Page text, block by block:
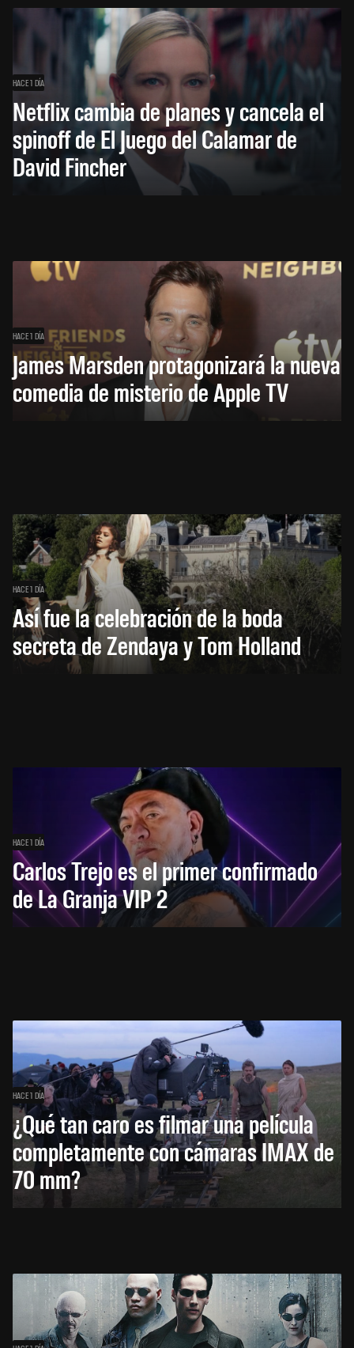
HACE 1 DÍA
Netflix cambia de planes y cancela el
spinoff de El Juego del Calamar de
David Fincher
HACE 1 DÍA
James Marsden protagonizará la nueva
comedia de misterio de Apple TV
HACE 1 DÍA
Así fue la celebración de la boda
secreta de Zendaya y Tom Holland
HACE 1 DÍA
Carlos Trejo es el primer confirmado
de La Granja VIP 2
HACE 1 DÍA
¿Qué tan caro es filmar una película
completamente con cámaras IMAX de
70 mm?